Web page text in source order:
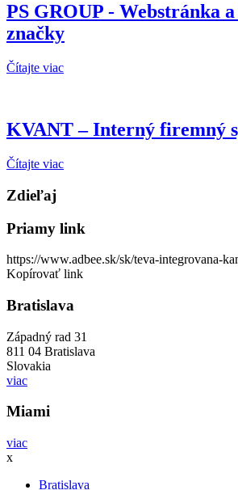
PS GROUP - Webstránka
značky
Čítajte viac
KVANT – Interný firemný
Čítajte viac
Zdieľaj
Priamy link
https://www.adbee.sk/sk/teva-integrovana-
Kopírovať link
Bratislava
Západný rad 31
811 04 Bratislava
Slovakia
viac
Miami
viac
x
Bratislava